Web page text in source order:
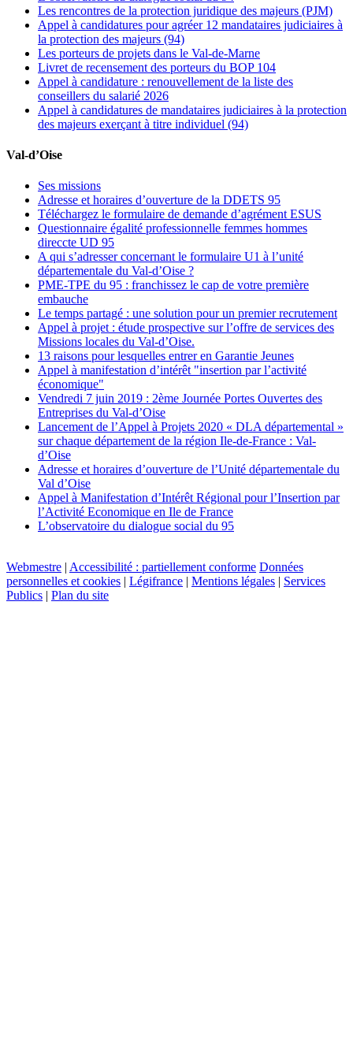
Les rencontres de la protection juridique des majeurs (PJM)
Appel à candidatures pour agréer 12 mandataires judiciaires à
la protection des majeurs (94)
Les porteurs de projets dans le Val-de-Marne
Livret de recensement des porteurs du BOP 104
Appel à candidature : renouvellement de la liste des
conseillers du salarié 2026
Appel à candidatures de mandataires judiciaires à la protection
des majeurs exerçant à titre individuel (94)
Val-d’Oise
Ses missions
Adresse et horaires d’ouverture de la DDETS 95
Téléchargez le formulaire de demande d’agrément ESUS
Questionnaire égalité professionnelle femmes hommes
direccte UD 95
A qui s’adresser concernant le formulaire U1 à l’unité
départementale du Val-d’Oise ?
PME-TPE du 95 : franchissez le cap de votre première
embauche
Le temps partagé : une solution pour un premier recrutement
Appel à projet : étude prospective sur l’offre de services des
Missions locales du Val-d’Oise.
13 raisons pour lesquelles entrer en Garantie Jeunes
Appel à manifestation d’intérêt "insertion par l’activité
économique"
Vendredi 7 juin 2019 : 2ème Journée Portes Ouvertes des
Entreprises du Val-d’Oise
Lancement de l’Appel à Projets 2020 « DLA départemental »
sur chaque département de la région Ile-de-France : Val-
d’Oise
Adresse et horaires d’ouverture de l’Unité départementale du
Val d’Oise
Appel à Manifestation d’Intérêt Régional pour l’Insertion par
l’Activité Economique en Ile de France
L’observatoire du dialogue social du 95
Webmestre | Accessibilité : partiellement conforme Données
personnelles et cookies | Légifrance | Mentions légales | Services
Publics | Plan du site